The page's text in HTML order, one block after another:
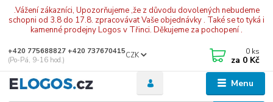
.Vážení zákazníci, Upozorňujeme ,že z důvodu dovolených nebudeme
schopni od 3.8 do 17.8. zpracovávat Vaše objednávky . Také se to tyká i
kamenné prodejny Logos v Třinci. Děkujeme za pochopení .
Menu
CZK
+420 775688827 +420 737670415
(Po-Pá, 9-16 hod.)
0 ks
za 0 Kč